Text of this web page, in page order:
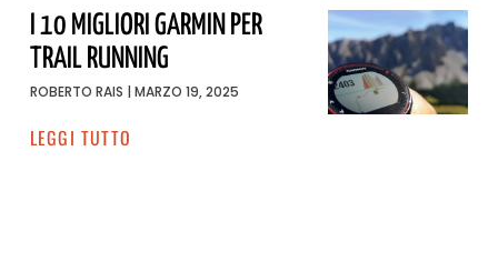
I 10 MIGLIORI GARMIN PER
TRAIL RUNNING
ROBERTO RAIS MARZO 19, 2025
LEGGI TUTTO